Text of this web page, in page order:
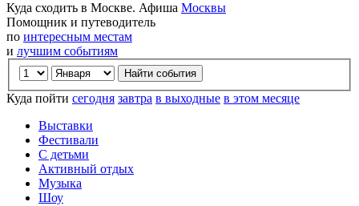
Куда сходить в Москве. Афиша Москвы
Помощник и путеводитель
по интересным местам
и лучшим событиям
Куда пойти сегодня завтра в выходные в этом месяце
Выставки
Фестивали
С детьми
Активный отдых
Музыка
Шоу